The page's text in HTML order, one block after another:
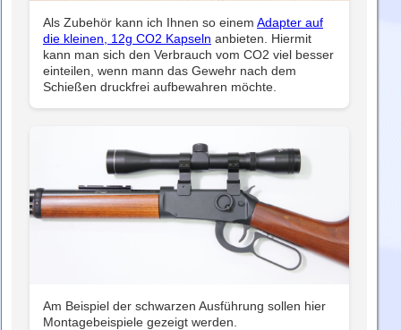
Als Zubehör kann ich Ihnen so einem Adapter auf
die kleinen, 12g CO2 Kapseln anbieten. Hiermit
kann man sich den Verbrauch vom CO2 viel besser
einteilen, wenn mann das Gewehr nach dem
Schießen druckfrei aufbewahren möchte.
Am Beispiel der schwarzen Ausführung sollen hier
Montagebeispiele gezeigt werden.